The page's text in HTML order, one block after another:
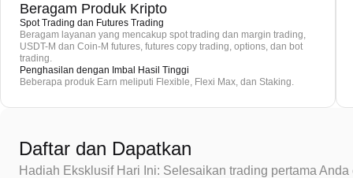
Beragam Produk Kripto
Spot Trading dan Futures Trading
Beragam layanan yang mencakup spot trading dan margin trading,
USDT-M dan Coin-M futures, futures copy trading, options, dan bot
trading.
Penghasilan dengan Imbal Hasil Tinggi
Beberapa produk Earn meliputi Flexible, Flexi Max, dan Staking.
Daftar dan Dapatkan
Hadiah Eksklusif Hari Ini: Selesaikan trading pertama